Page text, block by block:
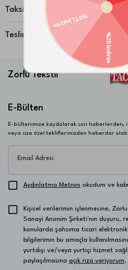
Taksit Seçenekleri
Teslimat ve İade
Zorlu Tekstil
E-Bülten
E-bültenimize kaydolarak son
veya size özel tekliflerimizden haberdar
Email Adresi
Aydınlatma Metnini okudum ve
Kişisel verilerimin işlenmesine,
Sanayi Anonim Şirketi'nin duyuru,
konularda şahsıma ticari
bilgilerimin bu amaçla
yurtdışı ve/veya yurtiçi hizmet
paylaşılmasına açık rıza veriyorum.